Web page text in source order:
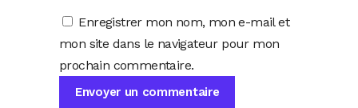
Enregistrer mon nom, mon e-mail et
mon site dans le navigateur pour mon
prochain commentaire.